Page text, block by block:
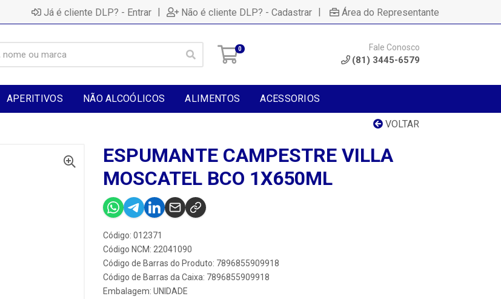
Já é cliente DLP? - Entrar | Não é cliente DLP? - Cadastrar | Área do Representante
0 Fale Conosco
(81) 3445-6579
APERITIVOS NÃO ALCOÓLICOS ALIMENTOS ACESSORIOS
VOLTAR
ESPUMANTE CAMPESTRE VILLA
MOSCATEL BCO 1X650ML
Código: 012371
Código NCM: 22041090
Código de Barras do Produto: 7896855909918
Código de Barras da Caixa: 7896855909918
Embalagem: UNIDADE